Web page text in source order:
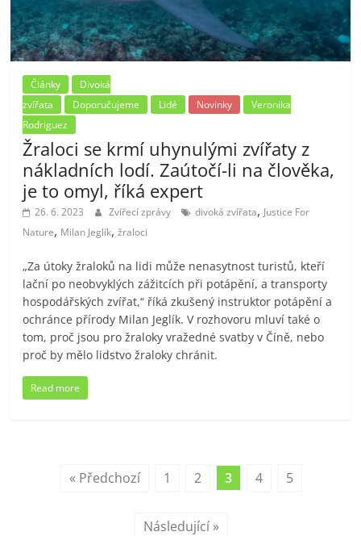
Články
Divoká
zvířata
Doporučujeme Lidé Novinky
Veronika
Rodriguez
Žraloci se krmí uhynulými zvířaty z
nákladních lodí. Zaútočí-li na člověka,
je to omyl, říká expert
26. 6. 2023 Zvířecí zprávy divoká zvířata, Justice For
Nature, Milan Jeglík,žraloci
„Za útoky žraloků na lidi může nenasytnost turistů, kteří
lační po neobvyklých zážitcích při potápění, a transporty
hospodářských zvířat,“ říká zkušený instruktor potápění a
ochránce přírody Milan Jeglík. V rozhovoru mluví také o
tom, proč jsou pro žraloky vražedné svatby v Číně, nebo
proč by mělo lidstvo žraloky chránit.
Read more
« Předchozí 1 2 3 4 5
Následující »